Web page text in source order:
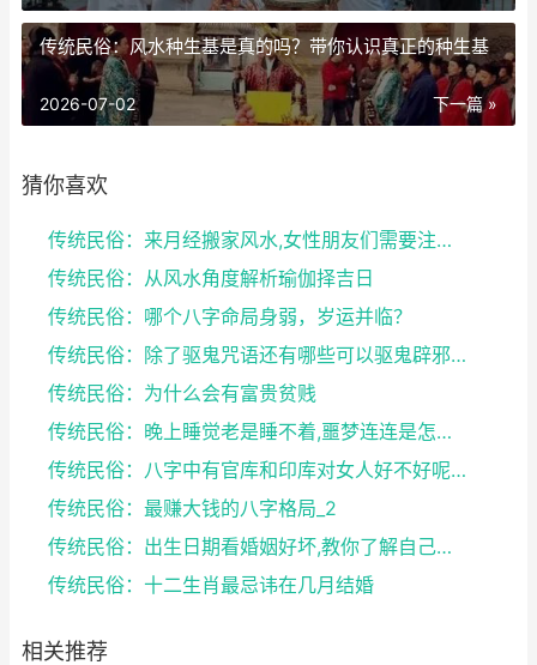
传统民俗：风水种生基是真的吗？带你认识真正的种生基
下一篇 »
2026-07-02
猜你喜欢
传统民俗：来月经搬家风水,女性朋友们需要注意了
传统民俗：从风水角度解析瑜伽择吉日
传统民俗：哪个八字命局身弱，岁运并临？
传统民俗：除了驱鬼咒语还有哪些可以驱鬼辟邪的方法？...
传统民俗：为什么会有富贵贫贱
传统民俗：晚上睡觉老是睡不着,噩梦连连是怎么回事
传统民俗：八字中有官库和印库对女人好不好呢？赶快收...
传统民俗：最赚大钱的八字格局_2
传统民俗：出生日期看婚姻好坏,教你了解自己未来的婚...
传统民俗：十二生肖最忌讳在几月结婚
相关推荐